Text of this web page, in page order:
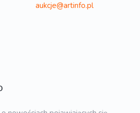
aukcje@artinfo.pl